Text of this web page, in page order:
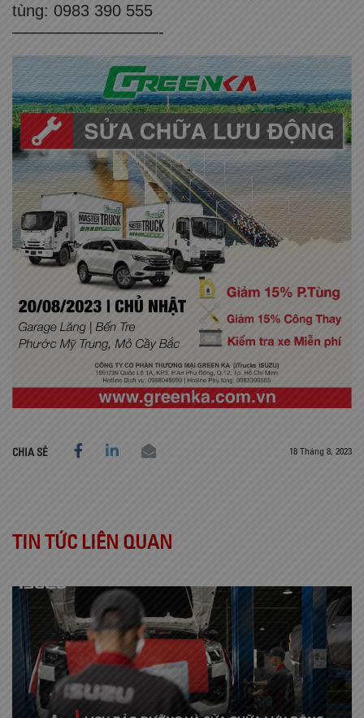
tùng: 0983 390 555
—————————-
CHIA SẺ 18 Tháng 8, 2023
TIN TỨC LIÊN QUAN